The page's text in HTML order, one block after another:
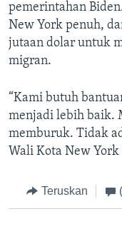
pemerintahan
New York penuh,
jutaan dolar untuk
migran.
“Kami butuh
menjadi lebih baik.
memburuk. Tidak
Wali Kota New York
Teruskan